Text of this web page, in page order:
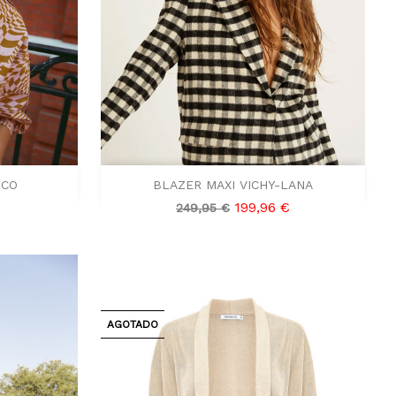
BLAZER MAXI VICHY-LANA
Precio
249,95 € Precio
199,96 €
 Vista rápida
AGOTADO